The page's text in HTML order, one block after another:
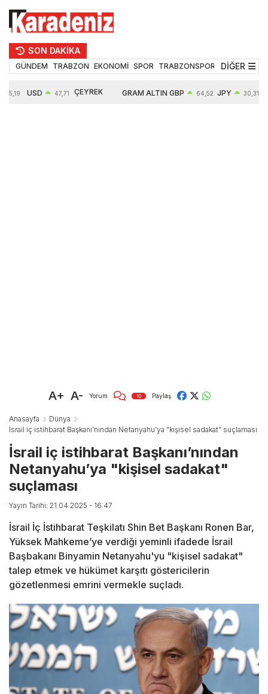
SON DAKİKA
GÜNDEM TRABZON EKONOMİ SPOR TRABZONSPOR TEKNOLOJİ
DİĞER
55,19 USD 47,71 ÇEYREK GRAM ALTIN GBP 64,52 JPY 30,31
A+ A- Yorum 10 Paylaş
Anasayfa
Dünya
İsrail iç istihbarat Başkanı’nından Netanyahu’ya "kişisel sadakat" suçlaması
İsrail iç istihbarat Başkanı’nından
Netanyahu’ya "kişisel sadakat"
suçlaması
Yayın Tarihi: 21.04.2025 - 16:47
İsrail İç İstihbarat Teşkilatı Shin Bet Başkanı Ronen Bar,
Yüksek Mahkeme’ye verdiği yeminli ifadede İsrail
Başbakanı Binyamin Netanyahu'yu "kişisel sadakat"
talep etmek ve hükümet karşıtı göstericilerin
gözetlenmesi emrini vermekle suçladı.